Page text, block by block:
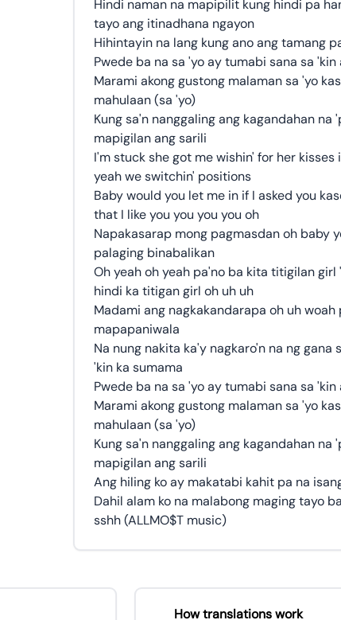
Hindi naman na mapipilit kung hindi pa
tayo ang itinadhana ngayon
Hihintayin na lang kung ano ang tamang
Pwede ba na sa 'yo ay tumabi sana sa
Marami akong gustong malaman sa 'yo
mahulaan (sa 'yo)
Kung sa'n nanggaling ang kagandahan na
mapigilan ang sarili
I'm stuck she got me wishin' for her
yeah we switchin' positions
Baby would you let me in if I asked you
that I like you you you you oh
Napakasarap mong pagmasdan oh baby
palaging binabalikan
Oh yeah oh yeah pa'no ba kita titigilan girl
hindi ka titigan girl oh uh uh
Madami ang nagkakandarapa oh uh woah
mapapaniwala
Na nung nakita ka'y nagkaro'n na ng gana
'kin ka sumama
Pwede ba na sa 'yo ay tumabi sana sa
Marami akong gustong malaman sa 'yo
mahulaan (sa 'yo)
Kung sa'n nanggaling ang kagandahan na
mapigilan ang sarili
Ang hiling ko ay makatabi kahit pa na
Dahil alam ko na malabong maging tayo
sshh (ALLMO$T music)
How translations work